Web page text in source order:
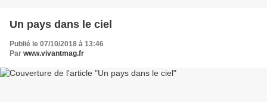
Un pays dans le ciel
Publié le 07/10/2018 à 13:46
Par www.vivantmag.fr